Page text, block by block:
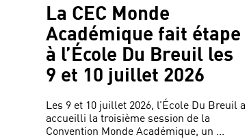
La CEC Monde
Académique fait étape
à l’École Du Breuil les
9 et 10 juillet 2026
Les 9 et 10 juillet 2026, l’École Du Breuil a
accueilli la troisième session de la
Convention Monde Académique, un ...